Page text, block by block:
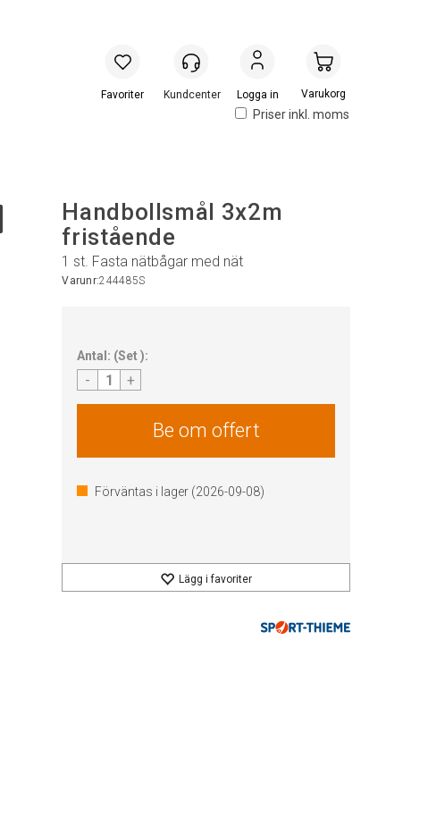
Priser inkl. moms
Logga in Handlevogn
Handbollsmål 3x2m
fristående
1 st. Fasta nätbågar med nät
Varunr:244485S
Antal: (Set):
- +
Be om offert
Förväntas i lager (2026-09-08)
Lägg i favoriter